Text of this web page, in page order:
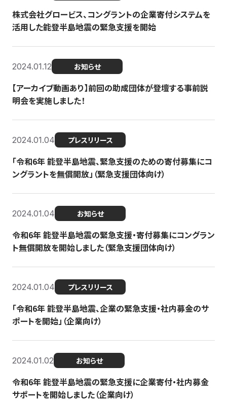
株式会社グロービス、コングラントの企業寄付システムを
活用した能登半島地震の緊急支援を開始
2024.01.12 お知らせ
【アーカイブ動画あり】前回の助成団体が登壇する事前説
明会を実施しました！
2024.01.04 プレスリリース
「令和6年 能登半島地震、緊急支援のための寄付募集にコ
ングラントを無償開放」（緊急支援団体向け）
2024.01.04 お知らせ
令和6年 能登半島地震の緊急支援・寄付募集にコングラン
ト無償開放を開始しました（緊急支援団体向け）
2024.01.04 プレスリリース
「令和6年 能登半島地震、企業の緊急支援・社内募金のサ
ポートを開始」（企業向け）
2024.01.02 お知らせ
令和6年 能登半島地震の緊急支援に企業寄付・社内募金
サポートを開始しました（企業向け）